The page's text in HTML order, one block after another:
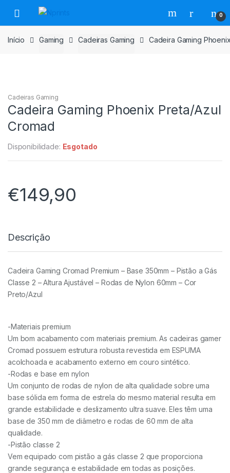
para
navegação
para
o
conteúdo
0
Início Gaming Cadeiras Gaming Cadeira Gaming
Cadeiras Gaming
Cadeira Gaming Phoenix Preta/Azul
Cromad
Disponibilidade: Esgotado
€149,90
Descrição
Cadeira Gaming Cromad Premium – Base 350mm – Pistão a Gás
Classe 2 – Altura Ajustável – Rodas de Nylon 60mm – Cor
Preto/Azul
-Materiais premium
Um bom acabamento com materiais premium. As cadeiras gamer
Cromad possuem estrutura robusta revestida em ESPUMA
acolchoada e acabamento externo em couro sintético.
-Rodas e base em nylon
Um conjunto de rodas de nylon de alta qualidade sobre uma
base sólida em forma de estrela do mesmo material resulta em
grande estabilidade e deslizamento ultra suave. Eles têm uma
base de 350 mm de diâmetro e rodas de 60 mm de alta
qualidade.
-Pistão classe 2
Vem equipado com pistão a gás classe 2 que proporciona
grande segurança e estabilidade em todas as posições.